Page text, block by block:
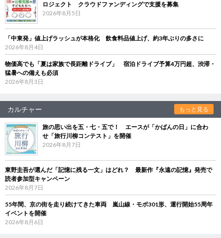
ロジェクト クラウドファンディングで支援を募集
2026年8月5日
「中東発」値上げラッシュが本格化 飲食料品値上げ、約3年ぶりの多さに
2026年8月4日
物価高でも「夏は家族で長距離ドライブ」 宿泊ドライブ予算4万円超、渋滞・
猛暑への備えも必須
2026年8月3日
カルチャー もっと見る
旅の思い出を五・七・五で！ エースが「かばんの日」に合わ
せ「旅行川柳コンテスト」を開催
2026年8月7日
東野圭吾が選んだ「記憶に残る一文」はどれ？ 最新作『永遠の記憶』発売で
読者参加型キャンペーン
2026年8月7日
55年間、京の街を走り続けてきた車両 嵐山線・モボ301形、運行開始55周年
イベントを開催
2026年8月6日